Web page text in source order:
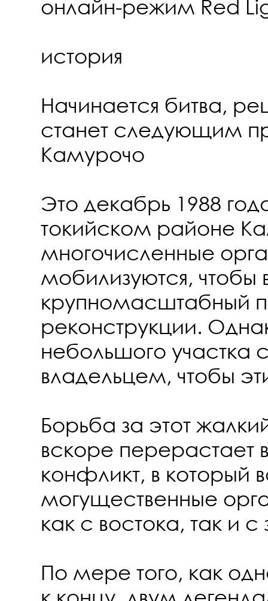
онлайн-режим Red
история
Начинается битва,
станет следующим
Камурочо
Это декабрь 1988
токийском районе
многочисленные
мобилизуются, чтобы
крупномасштабный
реконструкции.
небольшого участка
владельцем, чтобы
Борьба за этот
вскоре перерастает
конфликт, в который
могущественные
как с востока, так и
По мере того, как